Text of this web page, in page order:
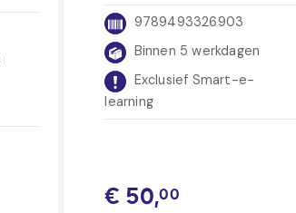
9789493326903
Binnen 5 werkdagen
Exclusief Smart-e-
learning
€ 50,00